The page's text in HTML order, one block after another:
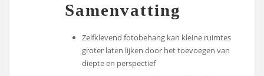
Samenvatting
Zelfklevend fotobehang kan kleine ruimtes
groter laten lijken door het toevoegen van
diepte en perspectief